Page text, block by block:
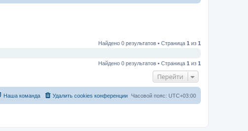
Найдено 0 результатов • Страница 1 из 1
Найдено 0 результатов • Страница 1 из 1
Перейти
Часовой пояс: UTC+03:00
Удалить cookies конференции
Наша команда